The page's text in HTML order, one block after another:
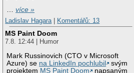
…více »
Ladislav Hagara
Komentářů: 13
MS Paint Doom
7.8. 12:44 | Humor
Mark Russinovich (CTO v Microsoft
Azure) se na LinkedIn pochlubil
svým
projektem MS Paint Doom
napsaným